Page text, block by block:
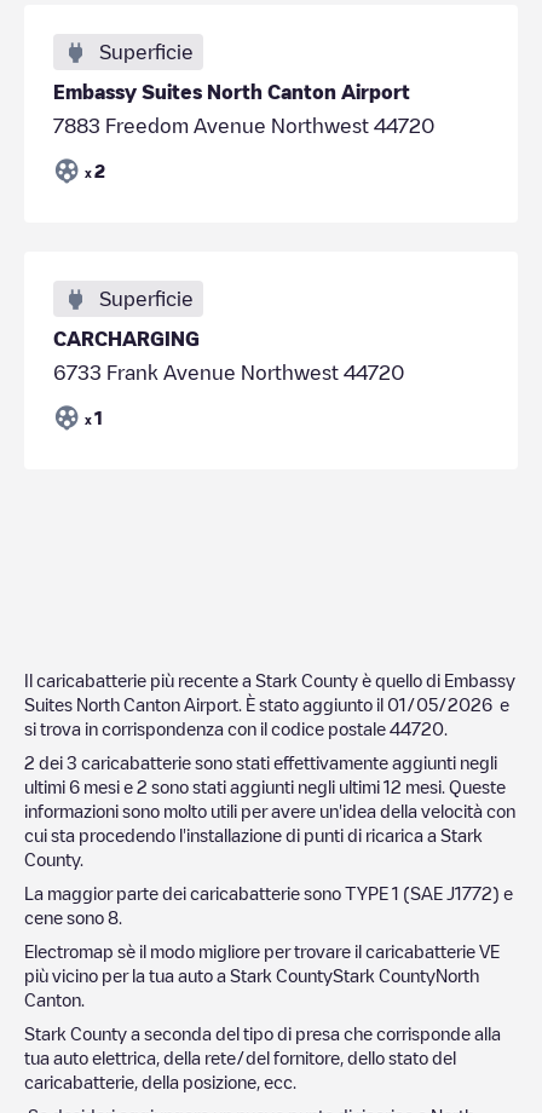
Superficie
Embassy Suites North Canton Airport
7883 Freedom Avenue Northwest 44720
x 2
Superficie
CARCHARGING
6733 Frank Avenue Northwest 44720
x 1
Il caricabatterie più recente a Stark County è quello di Embassy
Suites North Canton Airport . È stato aggiunto il 01/05/2026 e
si trova in corrispondenza con il codice postale 44720
2 dei 3 caricabatterie sono stati effettivamente aggiunti negli
ultimi 6 mesi e 2 sono stati aggiunti negli ultimi 12 mesi. Queste
informazioni sono molto utili per avere un'idea della velocità con
cui sta procedendo l'installazione di punti di ricarica a Stark
County.
La maggior parte dei caricabatterie sono TYPE 1 (SAE J1772) e
cene sono 8
Electromap sè il modo migliore per trovare il caricabatterie VE
più vicino per la tua auto a Stark CountyStark CountyNorth
Canton
Stark County a seconda del tipo di presa che corrisponde alla
tua auto elettrica, della rete/del fornitore, dello stato del
caricabatterie, della posizione, ecc.